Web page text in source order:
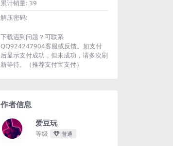
累计销量: 39
解压密码:
下载遇到问题？可联系
QQ924247904客服或反馈。如支付
后显示支付成功，但未成功，请多次刷
新等待。（推荐支付宝支付）
作者信息
爱豆玩
等级 普通